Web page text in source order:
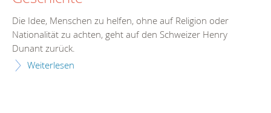
Die Idee, Menschen zu helfen, ohne auf Religion oder
Nationalität zu achten, geht auf den Schweizer Henry
Dunant zurück.
Weiterlesen